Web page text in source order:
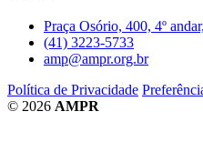
Praça Osório, 400, 4º
(41) 3223-5733
amp@ampr.org.br
Política de Privacidade
© 2026 AMPR